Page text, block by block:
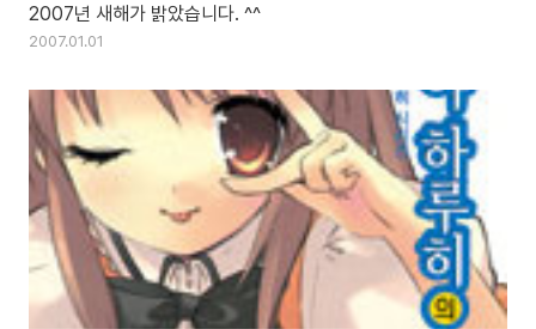
2007년 새해가 밝았습니다. ^^
2007.01.01